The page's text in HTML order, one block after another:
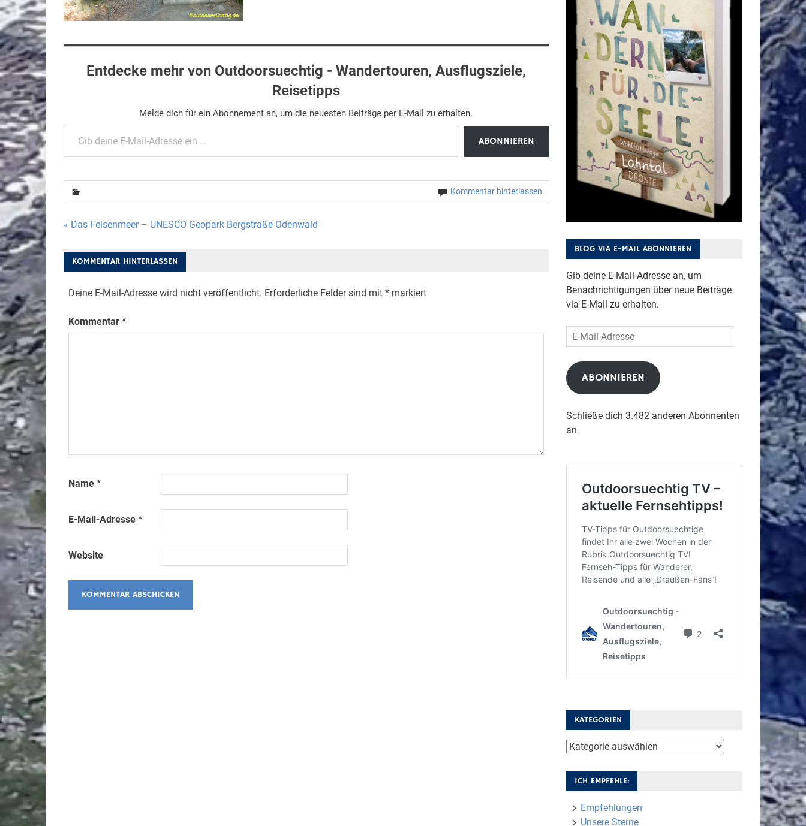
Entdecke mehr von Outdoorsuechtig - Wandertouren, Ausflugsziele,
Reisetipps
Melde dich für ein Abonnement an, um die neuesten Beiträge per E-Mail zu erhalten.
Gib deine E-Mail-Adresse ein ...
ABONNIEREN
Kommentar hinterlassen
Beitragsnavigation
« Das Felsenmeer – UNESCO Geopark Bergstraße Odenwald
KOMMENTAR HINTERLASSEN
Deine E-Mail-Adresse wird nicht veröffentlicht. Erforderliche Felder sind mit *markiert
Kommentar *
Name *
E-Mail-Adresse *
Website
BLOG VIA E-MAIL ABONNIEREN
Gib deine E-Mail-Adresse an, um
Benachrichtigungen über neue Beiträge
via E-Mail zu erhalten.
E-
Mail-
Adresse
ABONNIEREN
Schließe dich 3.482 anderen Abonnenten
an
KATEGORIEN
Kategorien
ICH EMPFEHLE:
Empfehlungen
Unsere Sterne